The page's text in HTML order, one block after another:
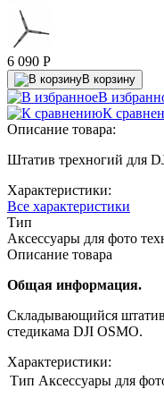
6 090 P
В корзину
В
К
Описание товара:
Штатив трехногий для
Характеристики:
Все характеристики
Тип
Аксессуары для фото
Описание товара
Общая информация.
Складывающийся
стедикама DJI OSMO.
Характеристики:
Тип Аксессуары для